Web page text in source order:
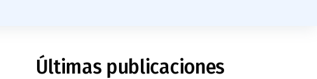
Últimas publicaciones